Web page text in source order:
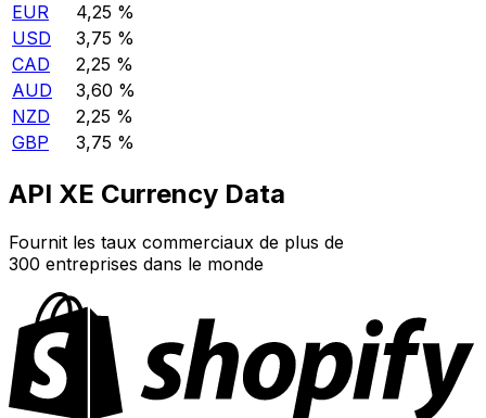
EUR
4,25 %
USD
3,75 %
CAD
2,25 %
AUD
3,60 %
NZD
2,25 %
GBP
3,75 %
API XE Currency Data
Fournit les taux commerciaux de plus de
300 entreprises dans le monde